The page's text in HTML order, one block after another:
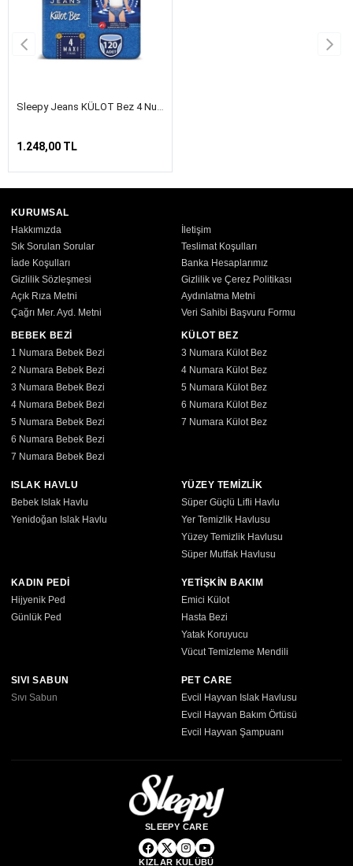
1.248,00 TL
KURUMSAL
Hakkımızda
İletişim
Sık Sorulan Sorular
Teslimat Koşulları
İade Koşulları
Banka Hesaplarımız
Gizlilik Sözleşmesi
Gizlilik ve Çerez Politikası
Açık Rıza Metni
Aydınlatma Metni
Çağrı Mer. Ayd. Metni
Veri Sahibi Başvuru Formu
BEBEK BEZİ
1 Numara Bebek Bezi
2 Numara Bebek Bezi
3 Numara Bebek Bezi
4 Numara Bebek Bezi
5 Numara Bebek Bezi
6 Numara Bebek Bezi
7 Numara Bebek Bezi
KÜLOT BEZ
3 Numara Külot Bez
4 Numara Külot Bez
5 Numara Külot Bez
6 Numara Külot Bez
7 Numara Külot Bez
ISLAK HAVLU
Bebek Islak Havlu
Yenidoğan Islak Havlu
YÜZEY TEMİZLİK
Süper Güçlü Lifli Havlu
Yer Temizlik Havlusu
Yüzey Temizlik Havlusu
Süper Mutfak Havlusu
KADIN PEDİ
Hijyenik Ped
Günlük Ped
YETİŞKİN BAKIM
Emici Külot
Hasta Bezi
Yatak Koruyucu
Vücut Temizleme Mendili
SIVI SABUN
Sıvı Sabun
PET CARE
Evcil Hayvan Islak Havlusu
Evcil Hayvan Bakım Örtüsü
Evcil Hayvan Şampuanı
SLEEPY CARE
KIZLAR KULÜBÜ